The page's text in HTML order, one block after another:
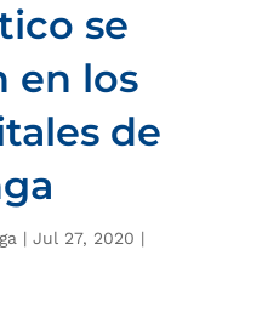
se
en los
de
| Jul 27, 2020 |